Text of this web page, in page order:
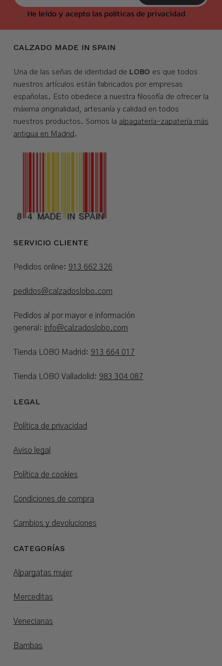
He leído y acepto las políticas de privacidad
CALZADO MADE IN SPAIN
Una de las señas de identidad de LOBO es que todos
nuestros artículos están fabricados por empresas
españolas. Esto obedece a nuestra filosofía de ofrecer la
máxima originalidad, artesanía y calidad en todos
nuestros productos. Somos la alpagatería-zapatería más
antigua en Madrid .
SERVICIO CLIENTE
Pedidos online: 913 662 326
pedidos@calzadoslobo.com
Pedidos al por mayor e información
general: info@calzadoslobo.com
Tienda LOBO Madrid: 913 664 017
Tienda LOBO Valladolid: 983 304 087
LEGAL
Política de privacidad
Aviso legal
Política de cookies
Condiciones de compra
Cambios y devoluciones
CATEGORÍAS
Alpargatas mujer
Merceditas
Venecianas
Bambas